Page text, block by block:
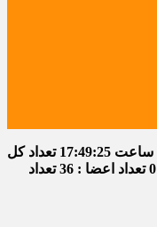
ساعت 17:49:26 تعداد کل
تعداد اعضا : 36
تعداد